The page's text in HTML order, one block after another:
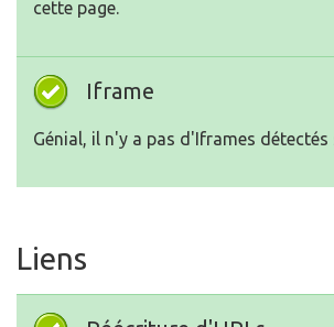
cette page.
Iframe
Génial, il n'y a pas d'Iframes détectés
Liens